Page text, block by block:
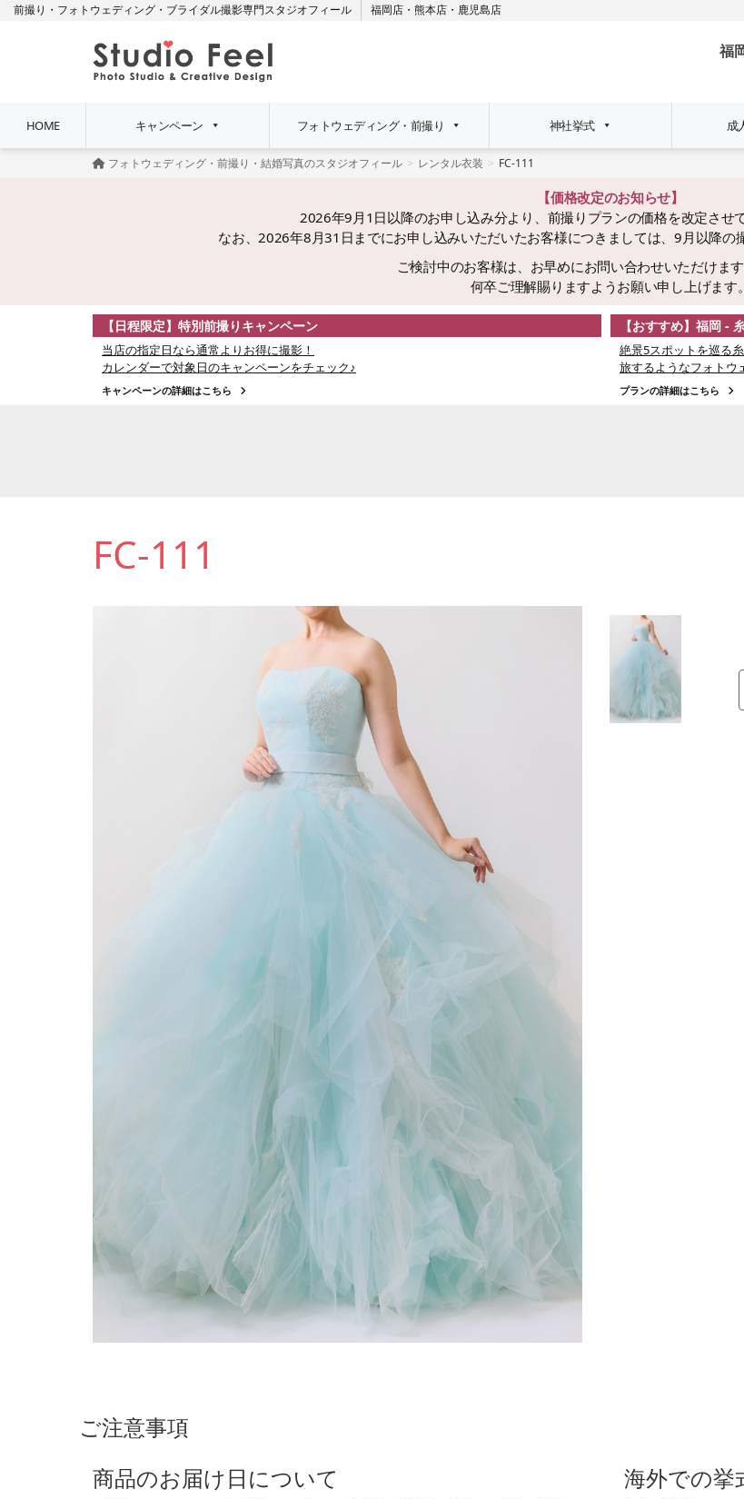
前撮り・フォトウェディング・ブライダル撮影専門スタジオフィール 福岡店 ・ 熊本店 ・ 鹿児島店
福
HOME キャンペーン フォトウェディング・前撮り 神社挙式 成
フォトウェディング・前撮り・結婚写真のスタジオフィール レンタル衣装 FC-111
【価格改定のお知らせ】
2026年9月1日以降のお申し込み分より、前撮りプランの価格を改定させ
なお、2026年8月31日までにお申し込みいただいたお客様につきましては、9月以降の
ご検討中のお客様は、お早めにお問い合わせいただけます
何卒ご理解賜りますようお願い申し上げます。
【日程限定】特別前撮りキャンペーン
当店の指定日なら通常よりお得に撮影！
カレンダーで対象日のキャンペーンをチェック♪
キャンペーンの詳細はこちら
【おすすめ】福岡 -
絶景5スポットを巡る
旅するようなフォトウ
プランの詳細はこちら
FC-111
ご注意事項
商品のお届け日について
海外での挙